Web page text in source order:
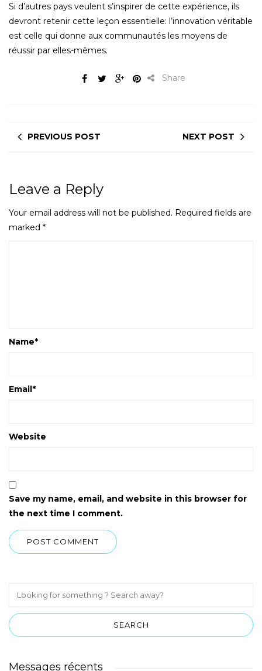
Si d’autres pays veulent s’inspirer de cette expérience‚ ils
devront retenir cette leçon essentielle: l’innovation véritable
est celle qui donne aux communautés les moyens de
réussir par elles-mêmes.
Share
PREVIOUS POST NEXT POST
Leave a Reply
Your email address will not be published. Required fields are
marked *
Name*
Email*
Website
Save my name, email, and website in this browser for
the next time I comment.
Messages récents